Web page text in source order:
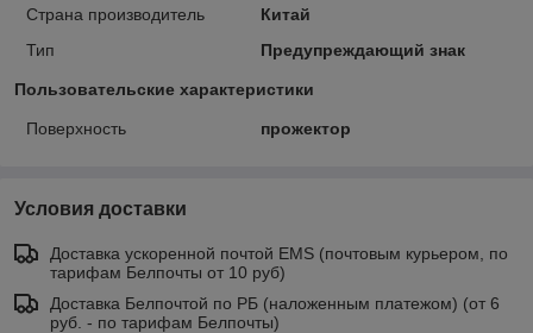
Страна производитель
Китай
Тип
Предупреждающий знак
Пользовательские характеристики
Поверхность прожектор
Условия доставки
Доставка ускоренной почтой EMS (почтовым курьером, по
тарифам Белпочты от 10 руб)
Доставка Белпочтой по РБ (наложенным платежом) (от 6
руб. - по тарифам Белпочты)